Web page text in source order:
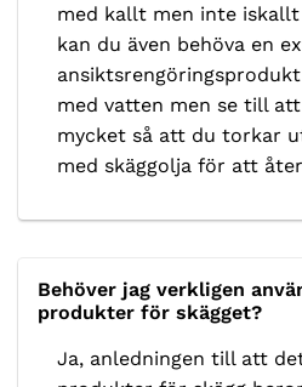
med kallt men inte
kan du även behöva en
med vatten men se till
mycket så att du torkar
med skäggolja för att
Behöver jag verkligen
produkter för skägget?
Ja, anledningen till att